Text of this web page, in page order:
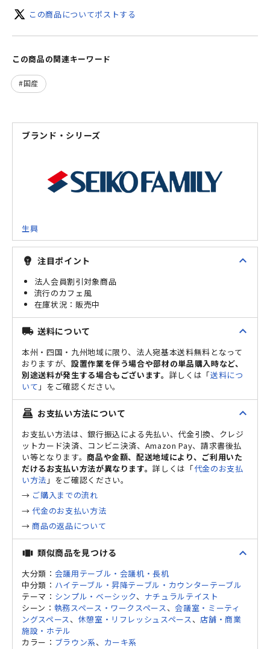
この商品についてポストする
この商品の関連キーワード
国産
ブランド・シリーズ
生興
emoji_objects 注目ポイント expand_less
法人会員割引対象商品
流行のカフェ風
販売中
local_shipping 送料について expand_less
本州・四国・九州地域に限り、法人宛基本送料無料となって
おりますが、 設置作業を伴う場合や部材の単品購入時など、
別途送料が発生する場合もございます。 詳しくは「送料につ
いて 」をご確認ください。
point_of_sale お支払い方法について expand_less
お支払い方法は、銀行振込による先払い、代金引換、クレジ
ットカード決済、コンビニ決済、Amazon Pay、請求書後払
い等となります。商品や金額、配送地域により、ご利用いた
だけるお支払い方法が異なります。詳しくは「代金のお支払
い方法 」をご確認ください。
→ ご購入までの流れ
→代金のお支払い方法
→ 商品の返品について
view_carousel 類似商品を見つける expand_less
大分類： 会議用テーブル・会議机・長机
中分類： ハイテーブル・昇降テーブル・カウンターテーブル
テーマ： シンプル・ベーシック、 ナチュラルテイスト
シーン： 執務スペース・ワークスペース、会議室・ミーティ
ングスペース、 休憩室・リフレッシュスペース、 店舗・商業
施設・ホテル
カラー： ブラウン系、 カーキ系